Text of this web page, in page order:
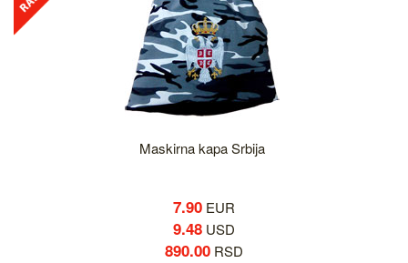
Maskirna kapa Srbija
7.90 EUR
9.48 USD
890.00 RSD